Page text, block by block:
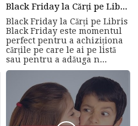
Black Friday la Cărți pe Libris
Black Friday la Cărți pe Libris
Black Friday este momentul
perfect pentru a achiziționa
cărțile pe care le ai pe listă
sau pentru a adăuga n...